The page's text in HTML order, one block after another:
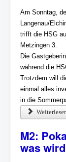
Am Sonntag,
Langenau/
trifft die HSG
Metzingen 3.
Die
während die
Trotzdem will
einmal alles
in die
M2:
was